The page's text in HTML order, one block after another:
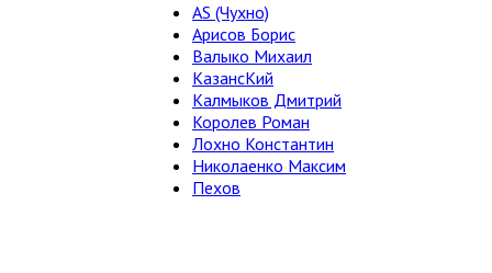
AS (Чухно)
Арисов Борис
Валыко Михаил
КазансКий
Калмыков Дмитрий
Королев Роман
Лохно Константин
Николаенко Максим
Пехов